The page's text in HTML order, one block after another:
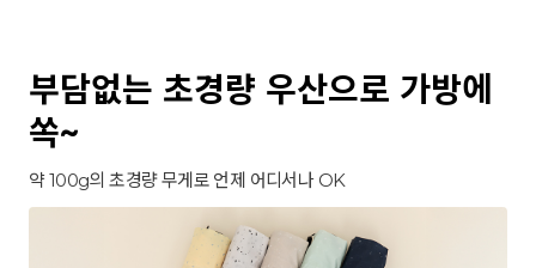
부담없는 초경량 우산으로 가방에
쏙~
약 100g의 초경량 무게로 언제 어디서나 OK